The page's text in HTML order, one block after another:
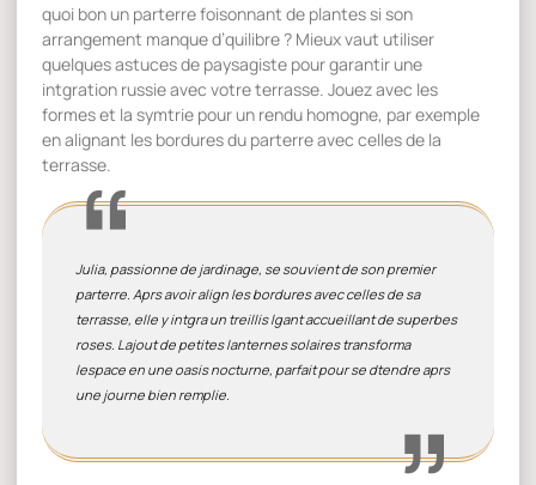
quoi bon un parterre foisonnant de plantes si son
arrangement manque d’quilibre ? Mieux vaut utiliser
quelques astuces de paysagiste pour garantir une
intgration russie avec votre terrasse. Jouez avec les
formes et la symtrie pour un rendu homogne, par exemple
en alignant les bordures du parterre avec celles de la
terrasse.
Julia, passionne de jardinage, se souvient de son premier
parterre. Aprs avoir align les bordures avec celles de sa
terrasse, elle y intgra un treillis lgant accueillant de superbes
roses. Lajout de petites lanternes solaires transforma
lespace en une oasis nocturne, parfait pour se dtendre aprs
une journe bien remplie.